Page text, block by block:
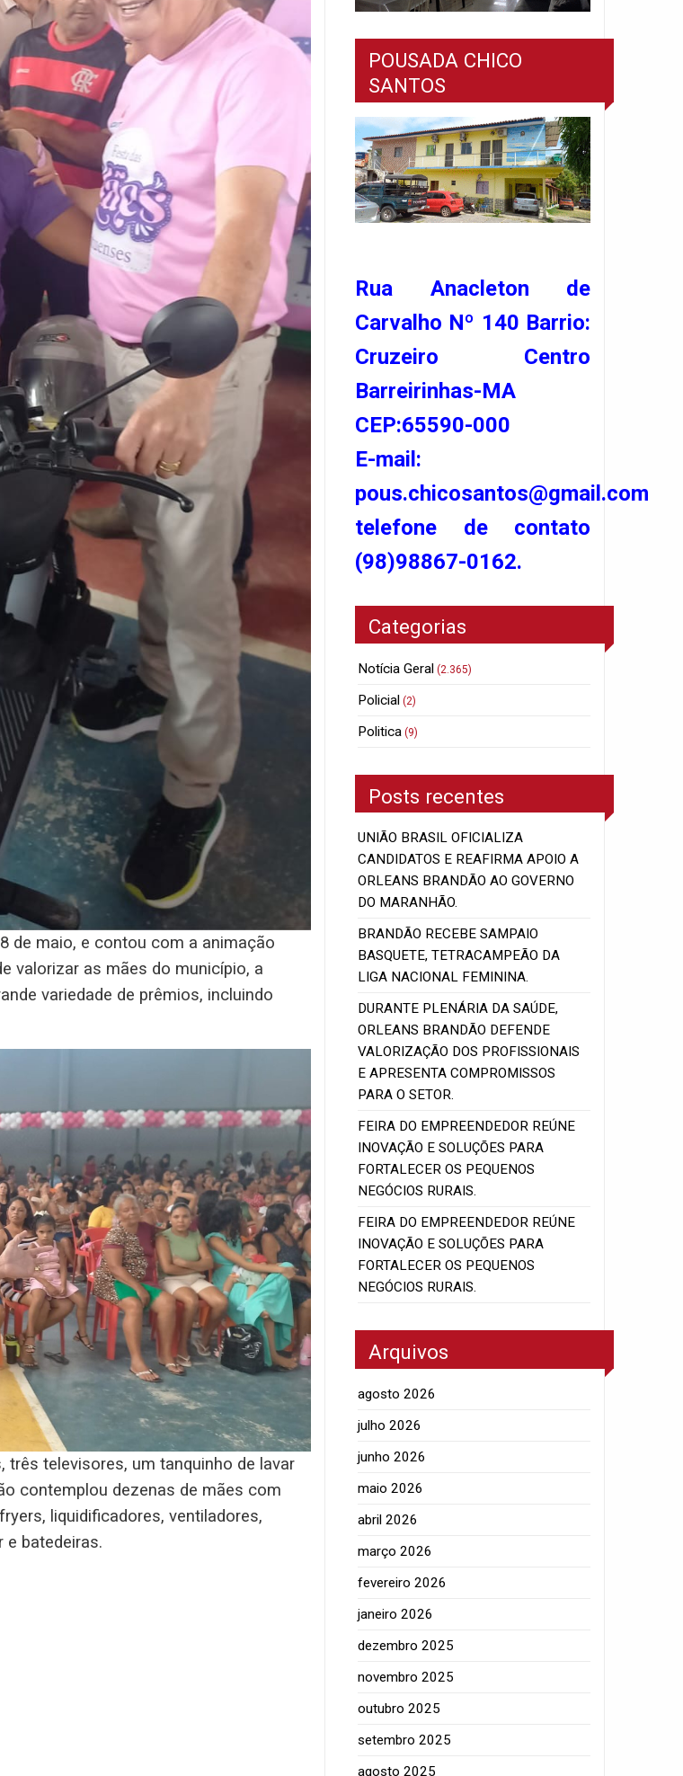
de maio, e contou com a animação
valorizar as mães do município, a
variedade de prêmios, incluindo
televisores, um tanquinho de lavar
contemplou dezenas de mães com
liquidificadores, ventiladores,
e batedeiras.
POUSADA CHICO
SANTOS
Rua Anacleton de
Carvalho Nº 140 Barrio:
Cruzeiro Centro
Barreirinhas-MA
CEP:65590-000
E-mail:
pous.chicosantos@gmail.com
telefone de contato
(98)98867-0162.
Categorias
Notícia Geral (2.365)
Policial (2)
Politica (9)
Posts recentes
UNIÃO BRASIL OFICIALIZA
CANDIDATOS E REAFIRMA APOIO A
ORLEANS BRANDÃO AO GOVERNO
DO MARANHÃO.
BRANDÃO RECEBE SAMPAIO
BASQUETE, TETRACAMPEÃO DA
LIGA NACIONAL FEMININA.
DURANTE PLENÁRIA DA SAÚDE,
ORLEANS BRANDÃO DEFENDE
VALORIZAÇÃO DOS PROFISSIONAIS
E APRESENTA COMPROMISSOS
PARA O SETOR.
FEIRA DO EMPREENDEDOR REÚNE
INOVAÇÃO E SOLUÇÕES PARA
FORTALECER OS PEQUENOS
NEGÓCIOS RURAIS.
FEIRA DO EMPREENDEDOR REÚNE
INOVAÇÃO E SOLUÇÕES PARA
FORTALECER OS PEQUENOS
NEGÓCIOS RURAIS.
Arquivos
agosto 2026
julho 2026
junho 2026
maio 2026
abril 2026
março 2026
fevereiro 2026
janeiro 2026
dezembro 2025
novembro 2025
outubro 2025
setembro 2025
agosto 2025